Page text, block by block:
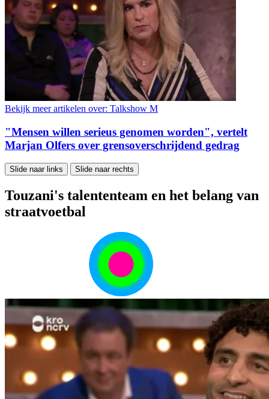
Bekijk meer artikelen over: Talkshow M
"Mensen willen serieus genomen worden", vertelt
Marjan Olfers over grensoverschrijdend gedrag
Slide naar links Slide naar rechts
Touzani's talententeam en het belang van
straatvoetbal